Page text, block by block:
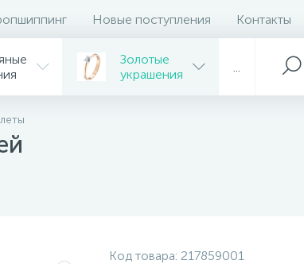
Новые поступления Контакты
Золотые
украшения
Код товара: 217859001